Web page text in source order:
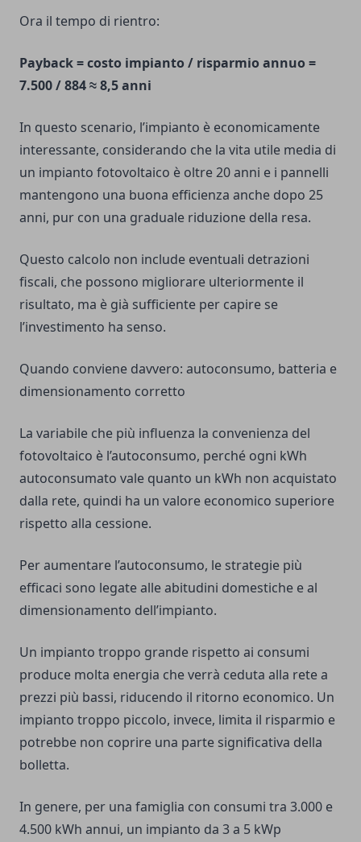
Ora il tempo di rientro:
Payback = costo impianto / risparmio annuo =
7.500 / 884 ≈ 8,5 anni
In questo scenario, l’impianto è economicamente
interessante, considerando che la vita utile media di
un impianto fotovoltaico è oltre 20 anni e i pannelli
mantengono una buona efficienza anche dopo 25
anni, pur con una graduale riduzione della resa.
Questo calcolo non include eventuali detrazioni
fiscali, che possono migliorare ulteriormente il
risultato, ma è già sufficiente per capire se
l’investimento ha senso.
Quando conviene davvero: autoconsumo, batteria e
dimensionamento corretto
La variabile che più influenza la convenienza del
fotovoltaico è l’autoconsumo, perché ogni kWh
autoconsumato vale quanto un kWh non acquistato
dalla rete, quindi ha un valore economico superiore
rispetto alla cessione.
Per aumentare l’autoconsumo, le strategie più
efficaci sono legate alle abitudini domestiche e al
dimensionamento dell’impianto.
Un impianto troppo grande rispetto ai consumi
produce molta energia che verrà ceduta alla rete a
prezzi più bassi, riducendo il ritorno economico. Un
impianto troppo piccolo, invece, limita il risparmio e
potrebbe non coprire una parte significativa della
bolletta.
In genere, per una famiglia con consumi tra 3.000 e
4.500 kWh annui, un impianto da 3 a 5 kWp